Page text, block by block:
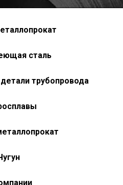
сталь
трубопровода